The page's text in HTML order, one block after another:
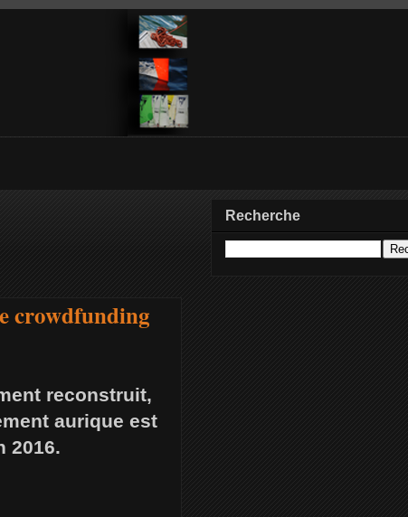
crowdfunding
reconstruit,
aurique est
2016.
Recherche